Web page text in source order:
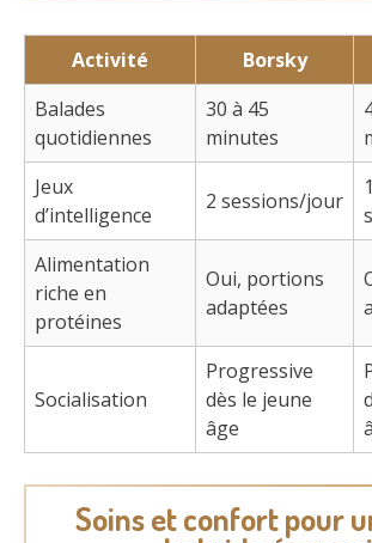
Activité Borsky
Balades
quotidiennes
30 à 45
minutes
Jeux
d’intelligence
2 sessions/jour
Alimentation
riche en
protéines
Oui, portions
adaptées
Socialisation
Progressive
dès le jeune
âge
Soins et confort pour